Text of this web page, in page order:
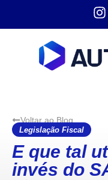
Voltar ao Blog
Legislação Fiscal
E que tal
invés do